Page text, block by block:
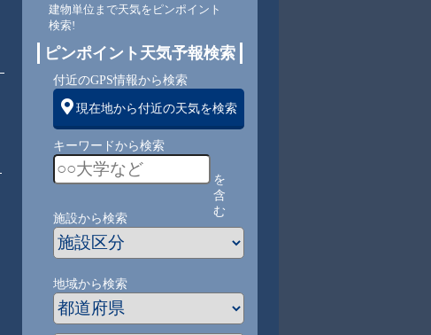
11 11 11 12
建物単位まで天気をピンポイント
検索!
ピンポイント天気予報検索
付近のGPS情報から検索
現在地から付近の天気を検索
キーワードから検索
を
含
む
施設から検索
地域から検索